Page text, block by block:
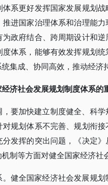
系更好发挥国家发展规划
进国家治理体系和治理能
政府结合、跨周期设计和
体系，能够有效发挥规划
集成、协同高效，推动经济
济社会发展规划制度体系的
要加快建立制度健全、科
规划体系不完善、规划衔
发挥的突出问题，《决定
制等方面对健全国家经济社
健全国家经济社会发展规